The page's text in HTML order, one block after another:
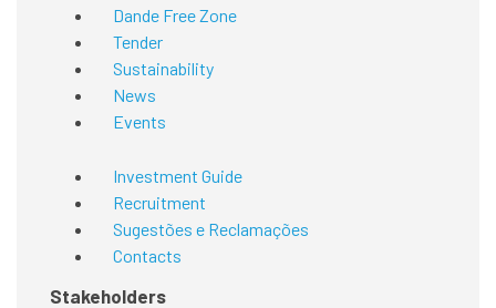
Dande Free Zone
Tender
Sustainability
News
Events
Investment Guide
Recruitment
Sugestões e Reclamações
Contacts
Stakeholders